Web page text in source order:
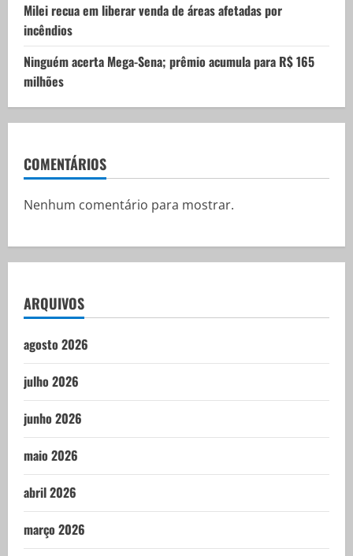
Milei recua em liberar venda de áreas afetadas por
incêndios
Ninguém acerta Mega-Sena; prêmio acumula para R$ 165
milhões
COMENTÁRIOS
Nenhum comentário para mostrar.
ARQUIVOS
agosto 2026
julho 2026
junho 2026
maio 2026
abril 2026
março 2026